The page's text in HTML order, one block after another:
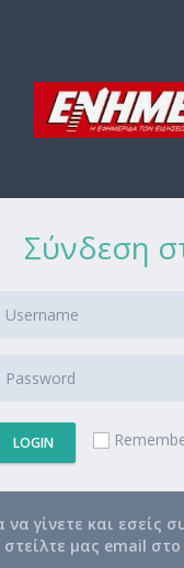
Σύνδεση
LOGIN
να γίνετε και εσείς
στείλτε μας email στο